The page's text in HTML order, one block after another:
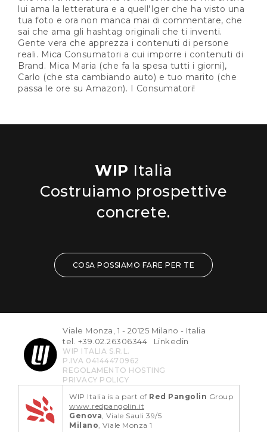
lui ama la letteratura e a quell'Iger che ha visto una
tua foto e ora non manca mai di commentare, che
sai che ama gli hashtag originali che ti inventi.
Gente vera che apprezza i contenuti di persone
reali. Mica Consumatori a cui imporre i contenuti di
Brand. Mica Maria (che fa la spesa tutti i giorni),
Carlo (che sta cambiando auto) e tuo marito (che
passa le ore su Amazon). I Consumatori!
WIP Italia
Costruiamo prospettive
concrete.
COSA POSSIAMO FARE PER TE
Viale Monza, 1 - 20125 Milano - Italia
tel. +39.02.26306344
Linkedin
WIP ITALIA S.R.L.
P.IVA 04144470962
REGOLAMENTO HOSTING
PRIVACY POLICY
WIP Italia is a part of Red Pangolin Group
www.redpangolin.it
Genova, Viale Sauli 39/5
Milano, Viale Monza 1